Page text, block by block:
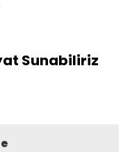
Sunabiliriz